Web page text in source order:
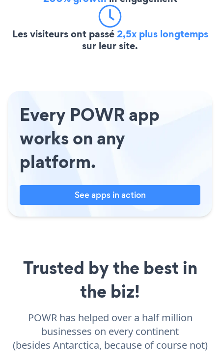
Les visiteurs ont passé2,5x plus longtemps
sur leur site.
Every POWR app
works on any
platform.
See apps in action
Trusted by the best in
the biz!
POWR has helped over a half million
businesses on every continent
(besides Antarctica, because of course not)